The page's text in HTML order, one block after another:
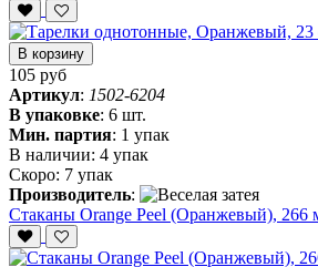
В корзину
105 руб
Артикул: 1502-6204
В упаковке: 6 шт.
Мин. партия: 1 упак
В наличии: 4 упак
Скоро: 7 упак
Производитель:
Стаканы Orange Peel (Оранжевый), 266